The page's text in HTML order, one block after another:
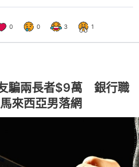
0 0 3 1
騙兩長者$9萬 銀行職
來西亞男落網